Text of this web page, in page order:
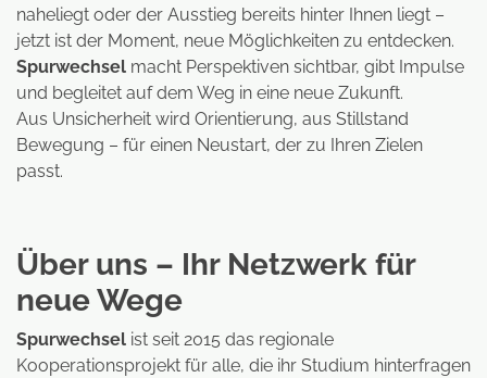
naheliegt oder der Ausstieg bereits hinter Ihnen liegt –
jetzt ist der Moment, neue Möglichkeiten zu entdecken.
Spurwechsel macht Perspektiven sichtbar, gibt Impulse
und begleitet auf dem Weg in eine neue Zukunft.
Aus Unsicherheit wird Orientierung, aus Stillstand
Bewegung – für einen Neustart, der zu Ihren Zielen
passt.
Über uns – Ihr Netzwerk für
neue Wege
Spurwechsel ist seit 2015 das regionale
Kooperationsprojekt für alle, die ihr Studium hinterfragen